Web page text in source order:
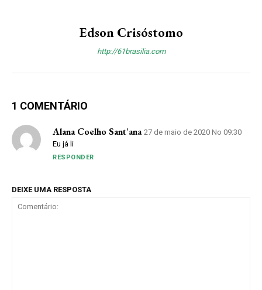
Edson Crisóstomo
http://61brasilia.com
1 COMENTÁRIO
Alana Coelho Sant'ana 27 de maio de 2020 No 09:30
Eu já li
RESPONDER
DEIXE UMA RESPOSTA